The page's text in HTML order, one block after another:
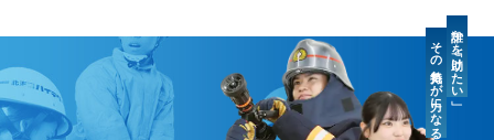
誰かを「助けたい」
その気持ちが力になる